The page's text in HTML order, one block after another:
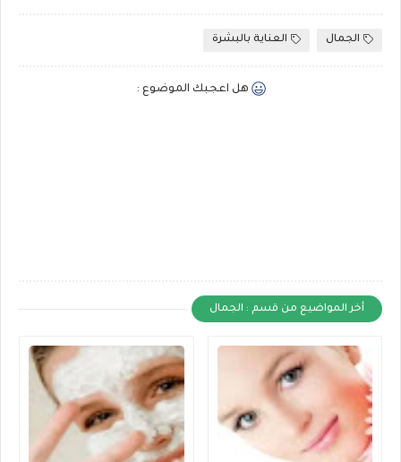
الجمال العناية بالبشرة
هل اعجبك الموضوع :
أخر المواضيع من قسم : الجمال